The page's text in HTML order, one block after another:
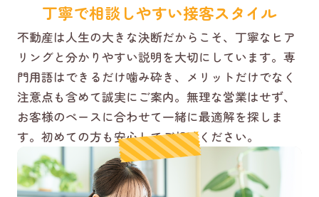
丁寧で相談しやすい接客スタイル
不動産は人生の大きな決断だからこそ、丁寧なヒア
リングと分かりやすい説明を大切にしています。専
門用語はできるだけ噛み砕き、メリットだけでなく
注意点も含めて誠実にご案内。無理な営業はせず、
お客様のペースに合わせて一緒に最適解を探しま
す。初めての方も安心してご相談ください。